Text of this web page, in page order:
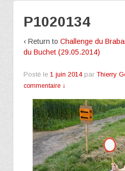
P1020134
‹ Return to Challenge du
du Buchet (29.05.2014)
Posté le 1 juin 2014par Thierry
commentaire ↓